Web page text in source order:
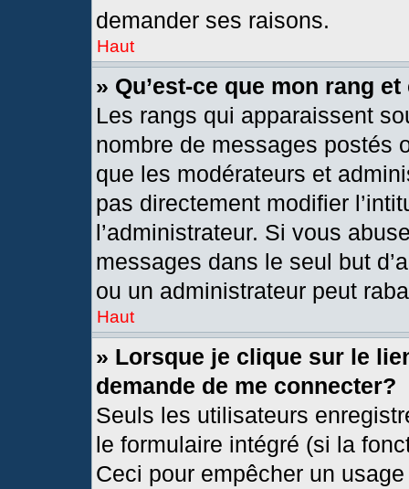
demander ses raisons.
Haut
» Qu’est-ce que mon rang
Les rangs qui apparaissent
nombre de messages postés
que les modérateurs et
pas directement modifier
l’administrateur. Si vous
messages dans le seul but
ou un administrateur peut
Haut
» Lorsque je clique sur le
demande de me connecter?
Seuls les utilisateurs
le formulaire intégré (si la
Ceci pour empêcher un